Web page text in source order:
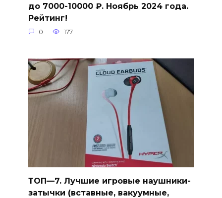
до 7000-10000 ₽. Ноябрь 2024 года.
Рейтинг!
0 177
ТОП—7. Лучшие игровые наушники-
затычки (вставные, вакуумные,